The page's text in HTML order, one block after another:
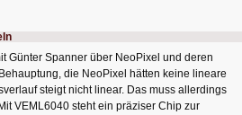
Günter Spanner über NeoPixel und deren
die NeoPixel hätten keine lineare
steigt nicht linear. Das muss allerdings
VEML6040 steht ein präziser Chip zur